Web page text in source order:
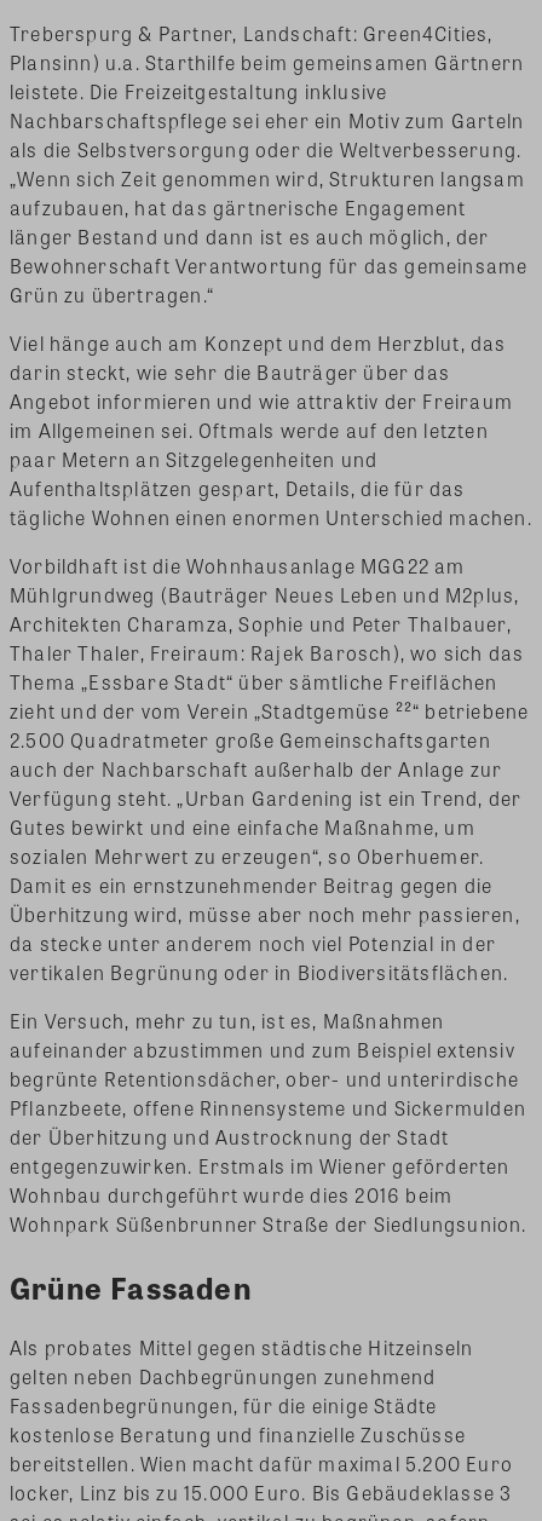
Treberspurg & Partner, Landschaft: Green4Cities,
Plansinn) u.a. Starthilfe beim gemeinsamen Gärtnern
leistete. Die Freizeitgestaltung inklusive
Nachbarschaftspflege sei eher ein Motiv zum Garteln
als die Selbstversorgung oder die Weltverbesserung.
„Wenn sich Zeit genommen wird, Strukturen langsam
aufzubauen, hat das gärtnerische Engagement
länger Bestand und dann ist es auch möglich, der
Bewohnerschaft Verantwortung für das gemeinsame
Grün zu übertragen.“
Viel hänge auch am Konzept und dem Herzblut, das
darin steckt, wie sehr die Bauträger über das
Angebot informieren und wie attraktiv der Freiraum
im Allgemeinen sei. Oftmals werde auf den letzten
paar Metern an Sitzgelegenheiten und
Aufenthaltsplätzen gespart, Details, die für das
tägliche Wohnen einen enormen Unterschied machen.
Vorbildhaft ist die Wohnhausanlage MGG22 am
Mühlgrundweg (Bauträger Neues Leben und M2plus,
Architekten Charamza, Sophie und Peter Thalbauer,
Thaler Thaler, Freiraum: Rajek Barosch), wo sich das
Thema „Essbare Stadt“ über sämtliche Freiflächen
zieht und der vom Verein „Stadtgemüse ²²“ betriebene
2.500 Quadratmeter große Gemeinschaftsgarten
auch der Nachbarschaft außerhalb der Anlage zur
Verfügung steht. „Urban Gardening ist ein Trend, der
Gutes bewirkt und eine einfache Maßnahme, um
sozialen Mehrwert zu erzeugen“, so Oberhuemer.
Damit es ein ernstzunehmender Beitrag gegen die
Überhitzung wird, müsse aber noch mehr passieren,
da stecke unter anderem noch viel Potenzial in der
vertikalen Begrünung oder in Biodiversitätsflächen.
Ein Versuch, mehr zu tun, ist es, Maßnahmen
aufeinander abzustimmen und zum Beispiel extensiv
begrünte Retentionsdächer, ober- und unterirdische
Pflanzbeete, offene Rinnensysteme und Sickermulden
der Überhitzung und Austrocknung der Stadt
entgegenzuwirken. Erstmals im Wiener geförderten
Wohnbau durchgeführt wurde dies 2016 beim
Wohnpark Süßenbrunner Straße der Siedlungsunion.
Grüne Fassaden
Als probates Mittel gegen städtische Hitzeinseln
gelten neben Dachbegrünungen zunehmend
Fassadenbegrünungen, für die einige Städte
kostenlose Beratung und finanzielle Zuschüsse
bereitstellen. Wien macht dafür maximal 5.200 Euro
locker, Linz bis zu 15.000 Euro. Bis Gebäudeklasse 3